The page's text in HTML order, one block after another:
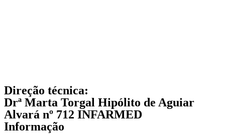
Direção técnica:
Drª Marta Torgal Hipólito de Aguiar
Alvará nº 712 INFARMED
Informação